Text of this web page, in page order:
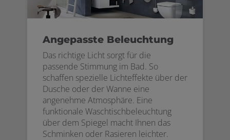
Angepasste Beleuchtung
Das richtige Licht sorgt für die
passende Stimmung im Bad. So
schaffen spezielle Lichteffekte über der
Dusche oder der Wanne eine
angenehme Atmosphäre. Eine
funktionale Waschtischbeleuchtung
über dem Spiegel macht Ihnen das
Schminken oder Rasieren leichter.